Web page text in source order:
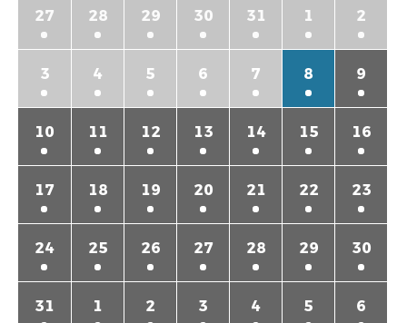
27 28 29 30 31 1 2
3 4 5 6 7 8 9
10 11 12 13 14 15 16
17 18 19 20 21 22 23
24 25 26 27 28 29 30
31 1 2 3 4 5 6